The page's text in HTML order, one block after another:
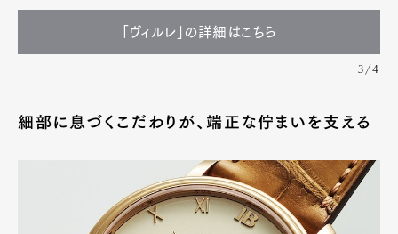
「ヴィルレ」の詳細はこちら
3/4
細部に息づくこだわりが、端正な佇まいを支える